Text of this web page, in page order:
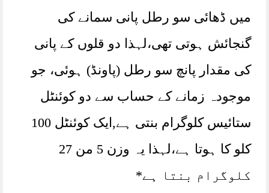
میں ڈھائی سو رطل پانی سمانے کی
گنجائش ہوتی تھی،لہذا دو قلوں کے پانی
کی مقدار پانچ سو رطل (پاونڈ) ہوئی، جو
موجودہ زمانے کے حساب سے دو کوئنٹل
ستائیس کلوگرام بنتی ہے,ایک کوئنٹل 100
کلو کا ہوتا ہے،لہذا یہ وزن 5 من 27
کلوگرام بنتا ہے*